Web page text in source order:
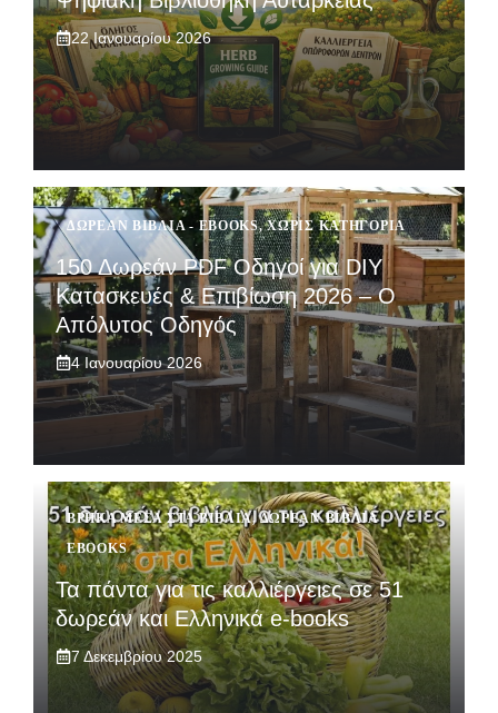
22 Ιανουαρίου 2026
ΔΩΡΕΆΝ ΒΙΒΛΊΑ - EBOOKS,ΧΩΡΊΣ ΚΑΤΗΓΟΡΊΑ
150 Δωρεάν PDF Οδηγοί για DIY
Κατασκευές & Επιβίωση 2026 – Ο
Απόλυτος Οδηγός
4 Ιανουαρίου 2026
ΒΡΉΚΑ ΜΈΣΑ ΣΤΑ ΒΙΒΛΊΑ,ΔΩΡΕΆΝ ΒΙΒΛΊΑ -
EBOOKS
Τα πάντα για τις καλλιέργειες σε 51
δωρεάν και Ελληνικά e-books
7 Δεκεμβρίου 2025